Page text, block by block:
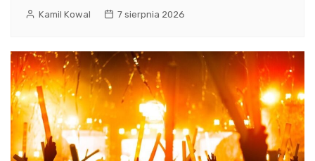
Kamil Kowal 7 sierpnia 2026